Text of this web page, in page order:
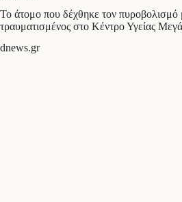
Το άτομο που δέχθηκε τον
τραυματισμένος στο Κέντρο Υγείας
dnews.gr